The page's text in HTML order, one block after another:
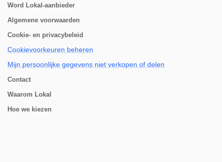
Word Lokal-aanbieder
Algemene voorwaarden
Cookie- en privacybeleid
Cookievoorkeuren beheren
Mijn persoonlijke gegevens niet verkopen of delen
Contact
Waarom Lokal
Hoe we kiezen